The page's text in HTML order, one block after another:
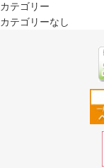
カテゴリー
カテゴリーなし